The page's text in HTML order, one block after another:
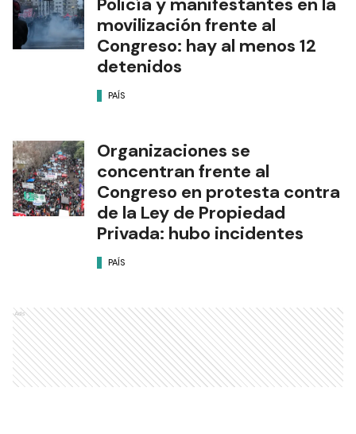
movilización frente al
Congreso: hay al menos 12
detenidos
PAÍS
Organizaciones se
concentran frente al
Congreso en protesta contra
de la Ley de Propiedad
Privada: hubo incidentes
PAÍS
Ads